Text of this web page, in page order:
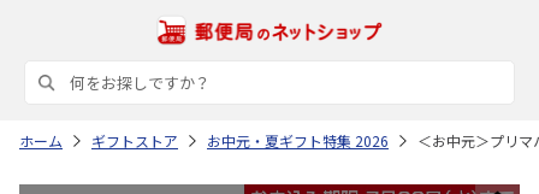
ホーム ギフトストア お中元・夏ギフト特集 2026 ＜お中元＞プリ